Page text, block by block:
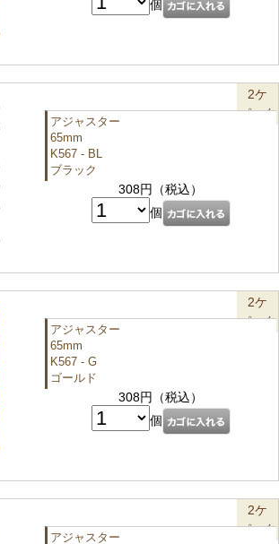
個
2ケ
パック
アジャスター
65mm
K567 - BL
ブラック
308円（税込）
個
2ケ
パック
アジャスター
65mm
K567 - G
ゴールド
308円（税込）
個
2ケ
パック
アジャスター